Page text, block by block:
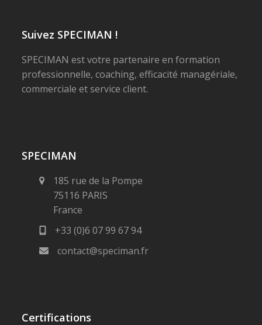
Suivez SPECIMAN !
SPECIMAN est votre partenaire en formation
professionnelle, coaching, efficacité managériale,
commerciale et service client.
SPECIMAN
185 rue de la Pompe
75116 PARIS
France
+33 (0)6 07 99 67 94
contact@speciman.fr
Certifications